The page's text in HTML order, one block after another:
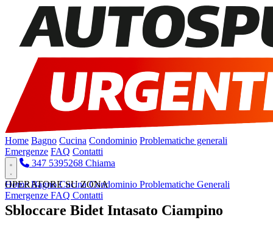
Home Bagno Cucina Condominio Problematiche generali
Emergenze FAQ Contatti
347 5395268 Chiama
HomeBagnoCucinaCondominio Problematiche Generali
Emergenze FAQ Contatti
OPERATORE SU ZONA
Sbloccare Bidet Intasato Ciampino